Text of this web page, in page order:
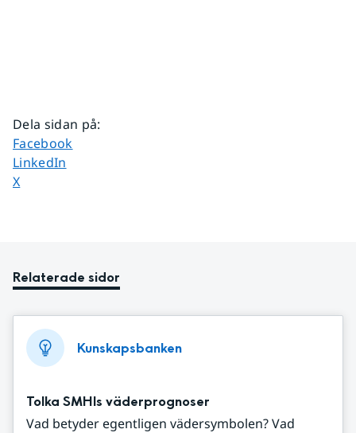
Dela sidan på:
Dela sidan på
Facebook
Dela sidan på
LinkedIn
Dela sidan på
X
Relaterade sidor
Kunskapsbanken
Tolka SMHIs väderprognoser
Vad betyder egentligen vädersymbolen? Vad